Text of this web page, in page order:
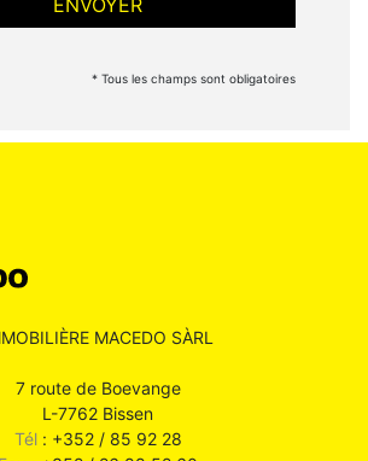
* Tous les champs sont obligatoires
MACEDO SÀRL
7 route de Boevange
L-7762 Bissen
Tél: +352 / 85 92 28